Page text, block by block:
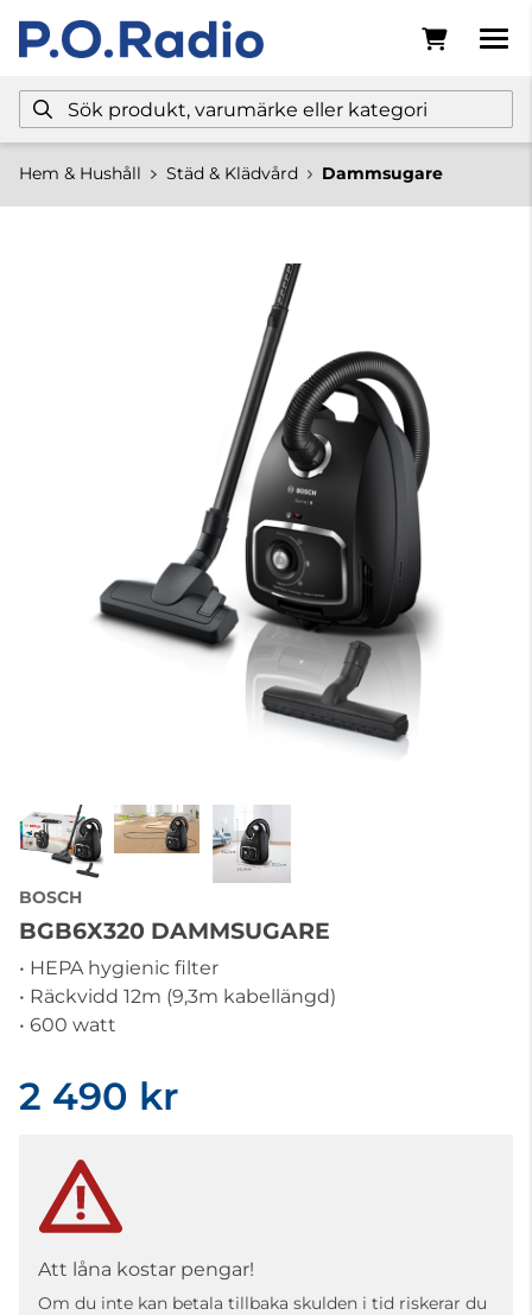
Hem & Hushåll Städ & Klädvård Dammsugare
BOSCH
BGB6X320 DAMMSUGARE
• HEPA hygienic filter
• Räckvidd 12m (9,3m kabellängd)
• 600 watt
2 490 kr
Att låna kostar pengar!
Om du inte kan betala tillbaka skulden i tid riskerar du